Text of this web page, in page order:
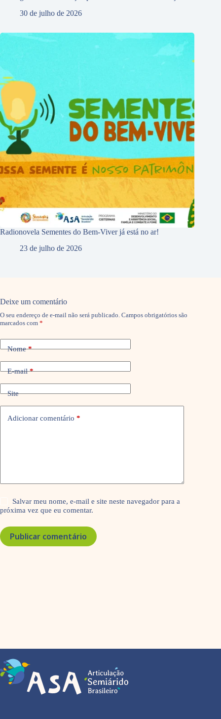
30 de julho de 2026
Radionovela Sementes do Bem-Viver já está no ar!
23 de julho de 2026
Deixe um comentário
O seu endereço de e-mail não será publicado. Campos obrigatórios são
marcados com *
Nome*
E-mail*
Site
Adicionar comentário *
Salvar meu nome, e-mail e site neste navegador para a
próxima vez que eu comentar.
Publicar comentário